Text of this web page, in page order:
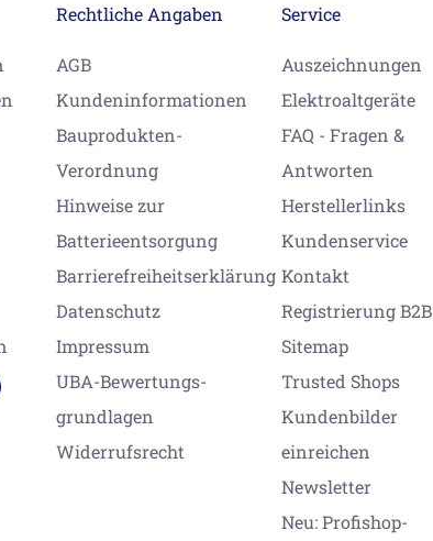
Rechtliche Angaben
AGB
Kundeninformationen
Bauprodukten-
Verordnung
Hinweise zur
Batterieentsorgung
Barrierefreiheitserklärung
Datenschutz
Impressum
UBA-Bewertungs-
grundlagen
Widerrufsrecht
Service
Auszeichnungen
Elektroaltgeräte
FAQ - Fragen &
Antworten
Herstellerlinks
Kundenservice
Kontakt
Registrierung B2B
Sitemap
Trusted Shops
Kundenbilder
einreichen
Newsletter
Neu: Profishop-